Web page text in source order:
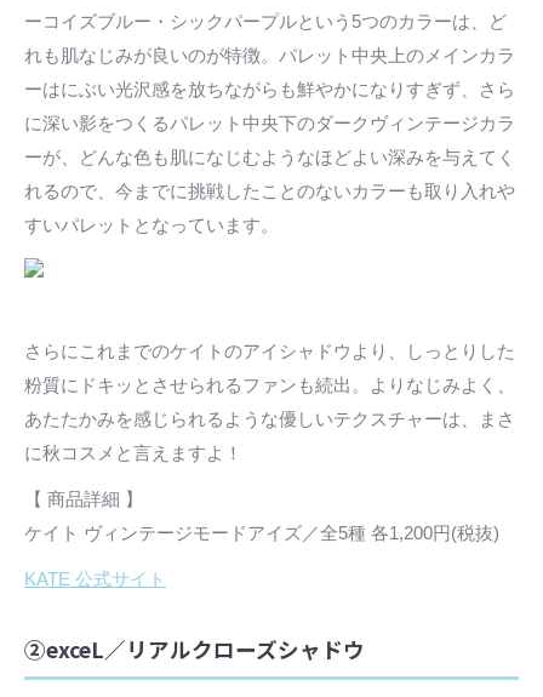
ーコイズブルー・シックパープルという5つのカラーは、ど
れも肌なじみが良いのが特徴。パレット中央上のメインカラ
ーはにぶい光沢感を放ちながらも鮮やかになりすぎず、さら
に深い影をつくるパレット中央下のダークヴィンテージカラ
ーが、どんな色も肌になじむようなほどよい深みを与えてく
れるので、今までに挑戦したことのないカラーも取り入れや
すいパレットとなっています。
さらにこれまでのケイトのアイシャドウより、しっとりした
粉質にドキッとさせられるファンも続出。よりなじみよく、
あたたかみを感じられるような優しいテクスチャーは、まさ
に秋コスメと言えますよ！
【 商品詳細 】
ケイト ヴィンテージモードアイズ／全5種 各1,200円(税抜)
KATE 公式サイト
②exceL／リアルクローズシャドウ